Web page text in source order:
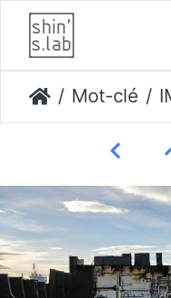
Mot-clé